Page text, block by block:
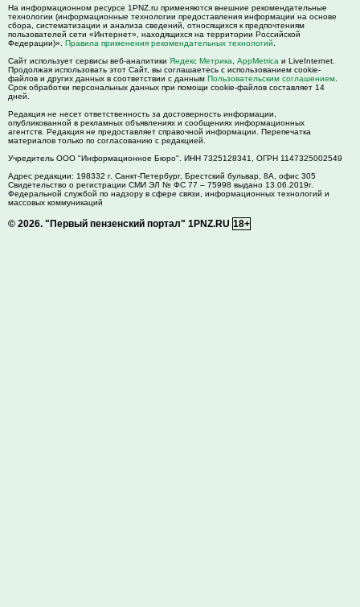
На информационном ресурсе 1PNZ.ru применяются внешние рекомендательные
технологии (информационные технологии предоставления информации на основе
сбора, систематизации и анализа сведений, относящихся к предпочтениям
пользователей сети «Интернет», находящихся на территории Российской
Федерации)». Правила применения рекомендательных технологий
Сайт использует сервисы веб-аналитики Яндекс Метрика AppMetrica и LiveInternet.
Продолжая использовать этот Сайт, вы соглашаетесь с использованием cookie-
файлов и других данных в соответствии с данным Пользовательским соглашением
Срок обработки персональных данных при помощи cookie-файлов составляет 14
дней.
Редакция не несет ответственность за достоверность информации,
опубликованной в рекламных объявлениях и сообщениях информационных
агентств. Редакция не предоставляет справочной информации. Перепечатка
материалов только по согласованию с редакцией.
Учредитель ООО "Информационное Бюро". ИНН 7325128341, ОГРН 1147325002549
Адрес редакции: 198332 г. Санкт-Петербург, Брестский бульвар, 8А, офис 305
Свидетельство о регистрации СМИ ЭЛ № ФС 77 – 75998 выдано 13.06.2019г.
Федеральной службой по надзору в сфере связи, информационных технологий и
массовых коммуникаций
© 2026. "Первый пензенский портал" 1PNZ.RU 18+